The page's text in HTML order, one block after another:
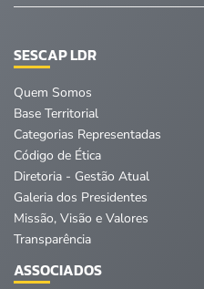
SESCAP LDR
Quem Somos
Base Territorial
Categorias Representadas
Código de Ética
Diretoria - Gestão Atual
Galeria dos Presidentes
Missão, Visão e Valores
Transparência
ASSOCIADOS